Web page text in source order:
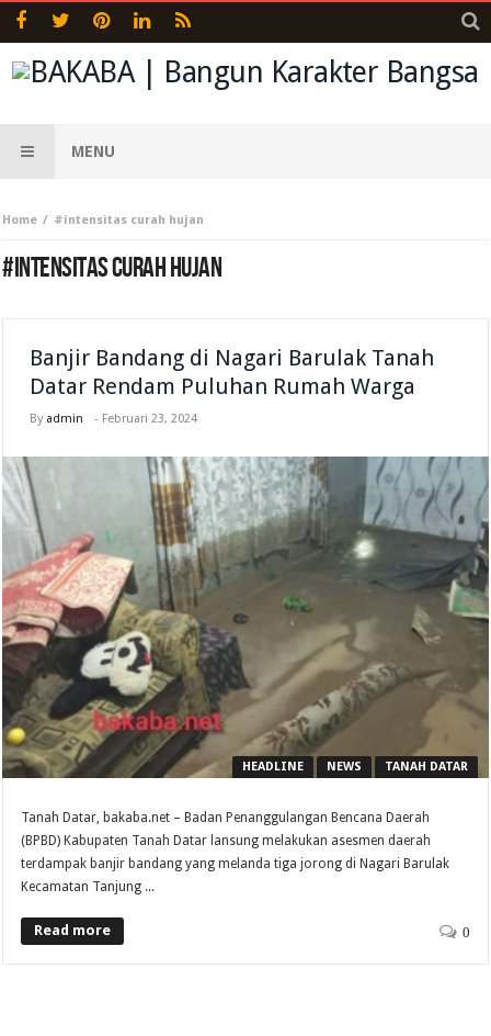
MENU
Home #intensitas curah hujan
#INTENSITAS CURAH HUJAN
Banjir Bandang di Nagari Barulak Tanah
Datar Rendam Puluhan Rumah Warga
By admin - Februari 23, 2024
HEADLINE NEWS TANAH DATAR
Tanah Datar, bakaba.net – Badan Penanggulangan Bencana Daerah
(BPBD) Kabupaten Tanah Datar lansung melakukan asesmen daerah
terdampak banjir bandang yang melanda tiga jorong di Nagari Barulak
Kecamatan Tanjung ...
Read more 0